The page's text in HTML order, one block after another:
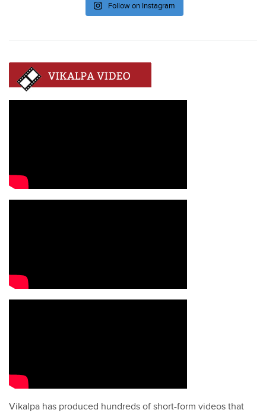
Follow on Instagram
Vikalpa has produced hundreds of short-form videos that